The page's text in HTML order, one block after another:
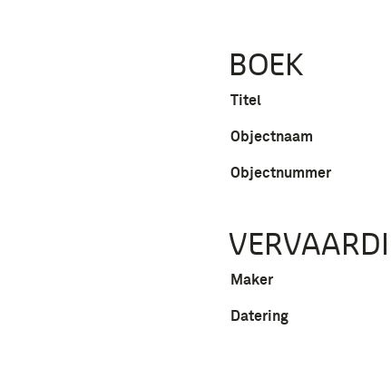
BOEK
Titel
Objectnaam
Objectnummer
Maker
Datering